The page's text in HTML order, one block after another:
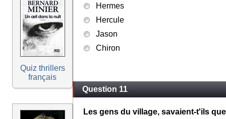
Quiz thrillers
français
Hermes
Hercule
Jason
Chiron
Question 11
Les gens du village, savaient-t'ils